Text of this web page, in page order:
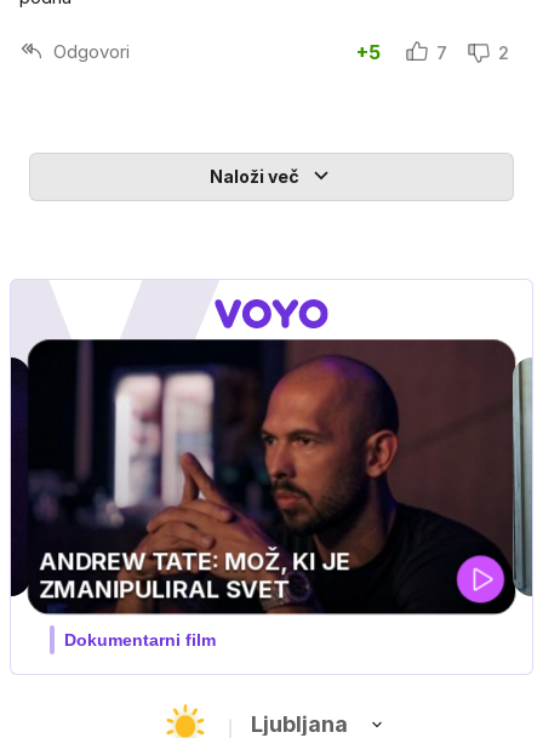
Odgovori +5 7 2
Naloži več
MOJ PRIJATELJ PINGVIN
Film meseca / družinski, pustolovski
Ljubljana